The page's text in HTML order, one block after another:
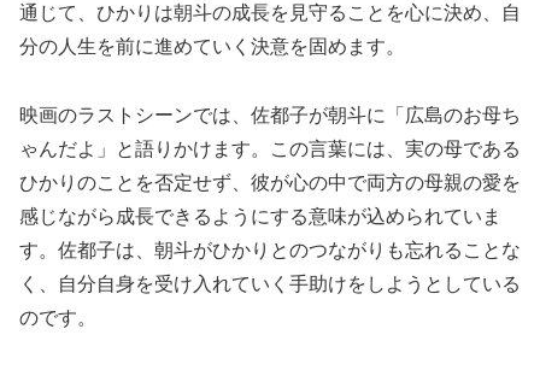
通じて、ひかりは朝斗の成長を見守ることを心に決め、自
分の人生を前に進めていく決意を固めます。
映画のラストシーンでは、佐都子が朝斗に「広島のお母ち
ゃんだよ」と語りかけます。この言葉には、実の母である
ひかりのことを否定せず、彼が心の中で両方の母親の愛を
感じながら成長できるようにする意味が込められていま
す。佐都子は、朝斗がひかりとのつながりも忘れることな
く、自分自身を受け入れていく手助けをしようとしている
のです。